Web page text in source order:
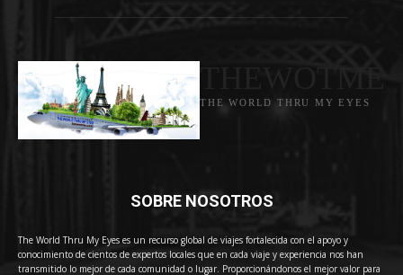
THE WORLD THRU MY EYES
SOBRE NOSOTROS
The World Thru My Eyes es un recurso global de viajes fortalecida con el apoyo y
conocimiento de cientos de expertos locales que en cada viaje y experiencia nos han
transmitido lo mejor de cada comunidad o lugar. Proporcionándonos el mejor valor para